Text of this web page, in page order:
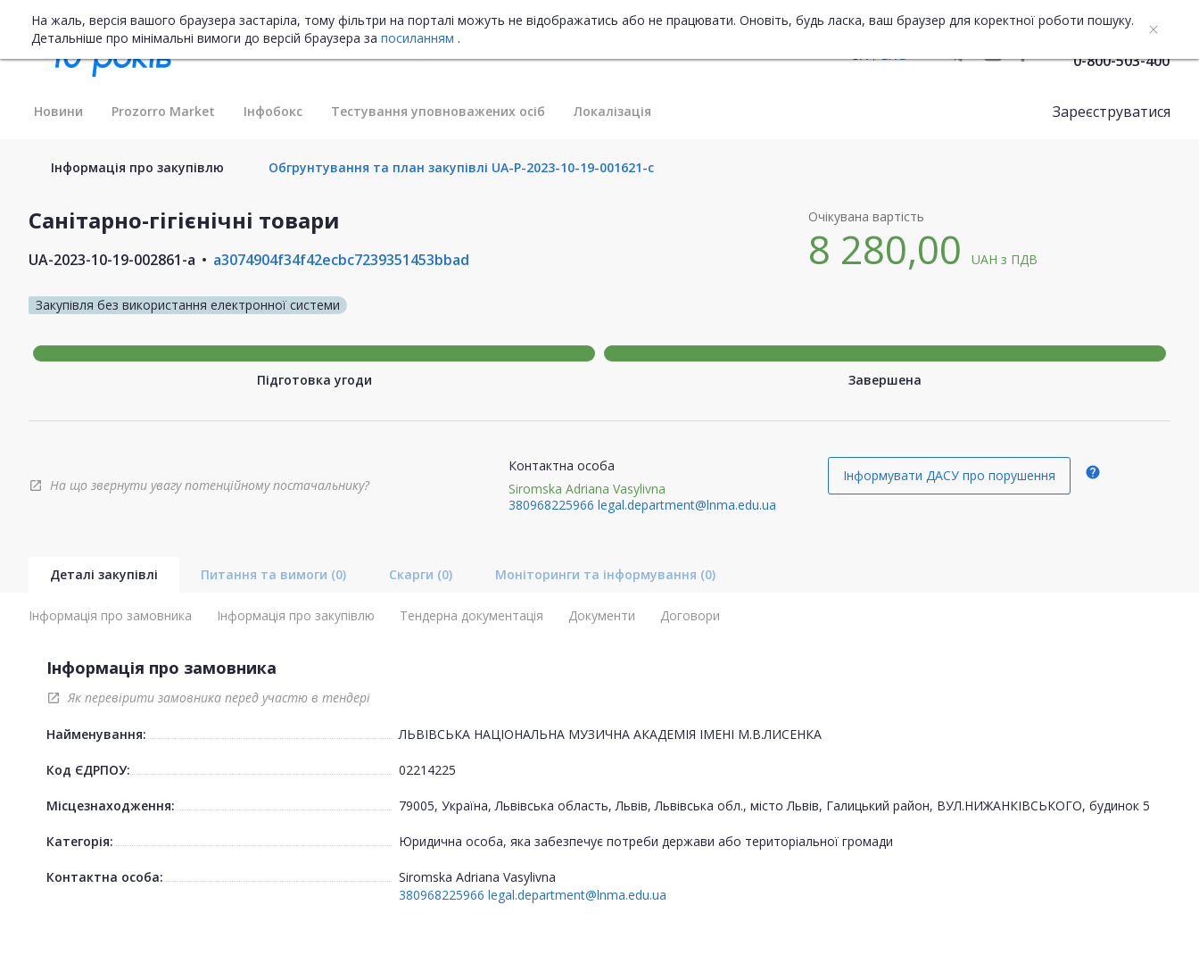
На жаль, версія вашого браузера застаріла, тому фільтри на порталі можуть не відображатись або не працювати. Оновіть, будь ласка, ваш браузер для коректної роботи пошуку.
Детальніше про мінімальні вимоги до версій браузера за посиланням .
UA
ENG 0-800-503-400
Новини Prozorro Market Інфобокс Тестування уповноважених осіб Локалізація Зареєструватися
Інформація про закупівлю Обгрунтування та план закупівлі UA-P-2023-10-19-001621-c
Санітарно-гігієнічні товари
UA-2023-10-19-002861-a a3074904f34f42ecbc7239351453bbad
Закупівля без використання електронної системи
Очікувана вартість
8 280,00UAHз ПДВ
Підготовка угоди Завершена
open_in_new На що звернути увагу потенційному постачальнику?
Контактна особа
Siromska Adriana Vasylivna
380968225966 legal.department@lnma.edu.ua
Інформувати ДАСУ про порушення help
Деталі закупівлі Питання та вимоги (0) Скарги (0) Моніторинги та інформування (0)
Інформація про замовника Інформація про закупівлю Тендерна документація Документи Договори
Інформація про замовника
open_in_new Як перевірити замовника перед участю в тендері
Найменування: ЛЬВІВСЬКА НАЦІОНАЛЬНА МУЗИЧНА АКАДЕМІЯ ІМЕНІ М.В.ЛИСЕНКА
Код ЄДРПОУ: 02214225
Місцезнаходження: 79005, Україна, Львівська область, Львів, Львівська обл., місто Львів, Галицький район, ВУЛ.НИЖАНКІВСЬКОГО, будинок 5
Категорія: Юридична особа, яка забезпечує потреби держави або територіальної громади
Контактна особа:
Siromska Adriana Vasylivna
380968225966 legal.department@lnma.edu.ua